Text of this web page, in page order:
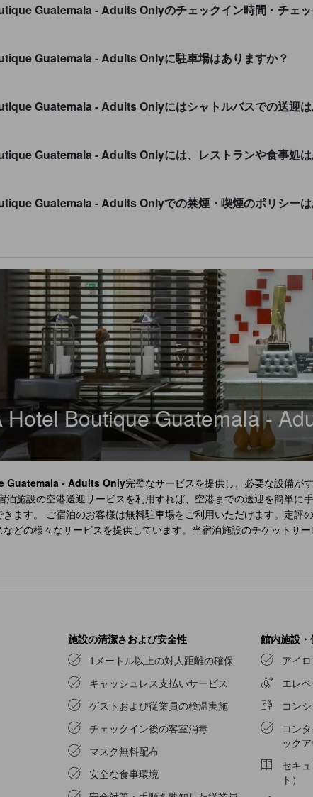
Guatemala - Adults Onlyのチェックイン時間・チェッ
Guatemala - Adults Onlyに駐車場はありますか？
Guatemala - Adults Onlyにはシャトルバスでの送迎は
Guatemala - Adults Onlyには、レストランや食事処は
Guatemala - Adults Onlyでの禁煙・喫煙のポリシーは
Hotel Boutique Guatemala -
Guatemala - Adults Only完璧なサービスを提供し、必要な設備が
泊施設の空港送迎サービスを利用すれば、空港までの送迎を簡単
ます。 ご宿泊のお客様は無料駐車場をご利用いただけます。定
どの様々なサービスを提供しています。当宿泊施設のチケットサ
ムサービスなどの便利な設備・サービスをご用意しております。
ざまな客室構成からお選びいただけます。多くの客室には、室内
ヒーや紅茶を淹れるのに必要なものがすべて揃っているので、の
どのバスルームアメニティが用意されており、快適な滞在をお約
から解放されます！ 当宿泊施設のエンターテイメント施設で過ご
アメニティをお楽しみいただけます。 当宿泊施設では、幅広い種
ビーチもおすすめです。自分へのご褒美に、スパ施設で思い出に
をお過ごしください。当宿泊施設のフィットネスセンターを、日課
施設の清潔さおよび安全性
1メートル以上の対人距離の確保
キャッシュレス支払いサービス
ゲストおよび従業員の検温実施
チェックイン後の客室消毒
マスク無料配布
安全な食事環境
館内施設
アイ
エレ
コン
コン
ック
セキ
ト）